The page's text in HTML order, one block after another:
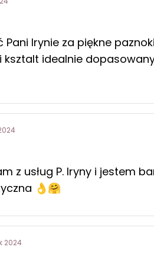
Irynie za piękne
ksztalt idealnie
z usług P. Iryny i jestem
👌🤗
2024